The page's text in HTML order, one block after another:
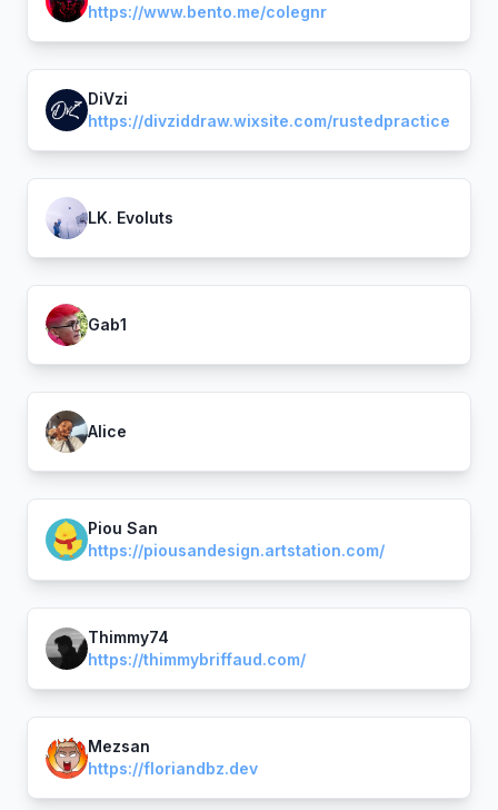
https://www.bento.me/colegnr
DiVzi
https://divziddraw.wixsite.com/rustedpractice
LK. Evoluts
Gab1
Alice
Piou San
https://piousandesign.artstation.com/
Thimmy74
https://thimmybriffaud.com/
Mezsan
https://floriandbz.dev